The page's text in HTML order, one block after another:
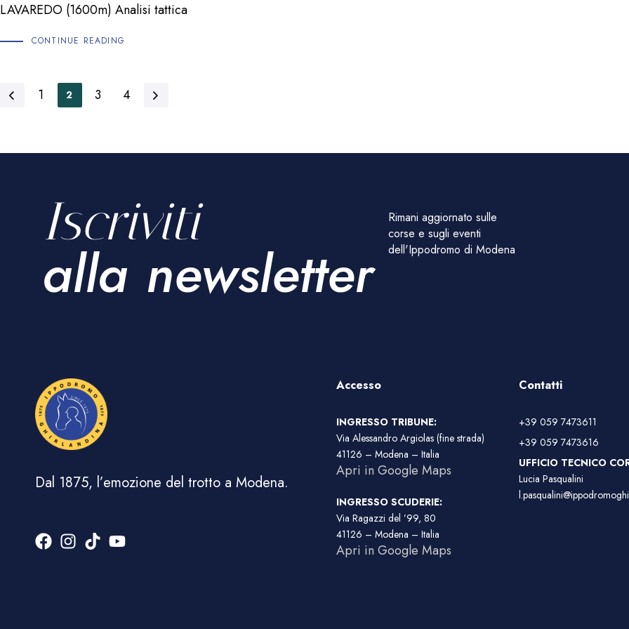
LAVAREDO (1600m) Analisi tattica
CONTINUE READING
1 2 3 4
Iscriviti
alla newsletter
Rimani aggiornato sulle
corse e sugli eventi
dell'Ippodromo di Modena
Dal 1875, l’emozione del trotto a Modena.
Accesso
INGRESSO TRIBUNE:
Via Alessandro Argiolas (fine strada)
41126 – Modena – Italia
Apri in Google Maps
INGRESSO SCUDERIE:
Via Ragazzi del ’99, 80
41126 – Modena – Italia
Apri in Google Maps
Contatti
+39 059 7473611
+39 059 7473616
UFFICIO TECNICO
Lucia Pasqualini